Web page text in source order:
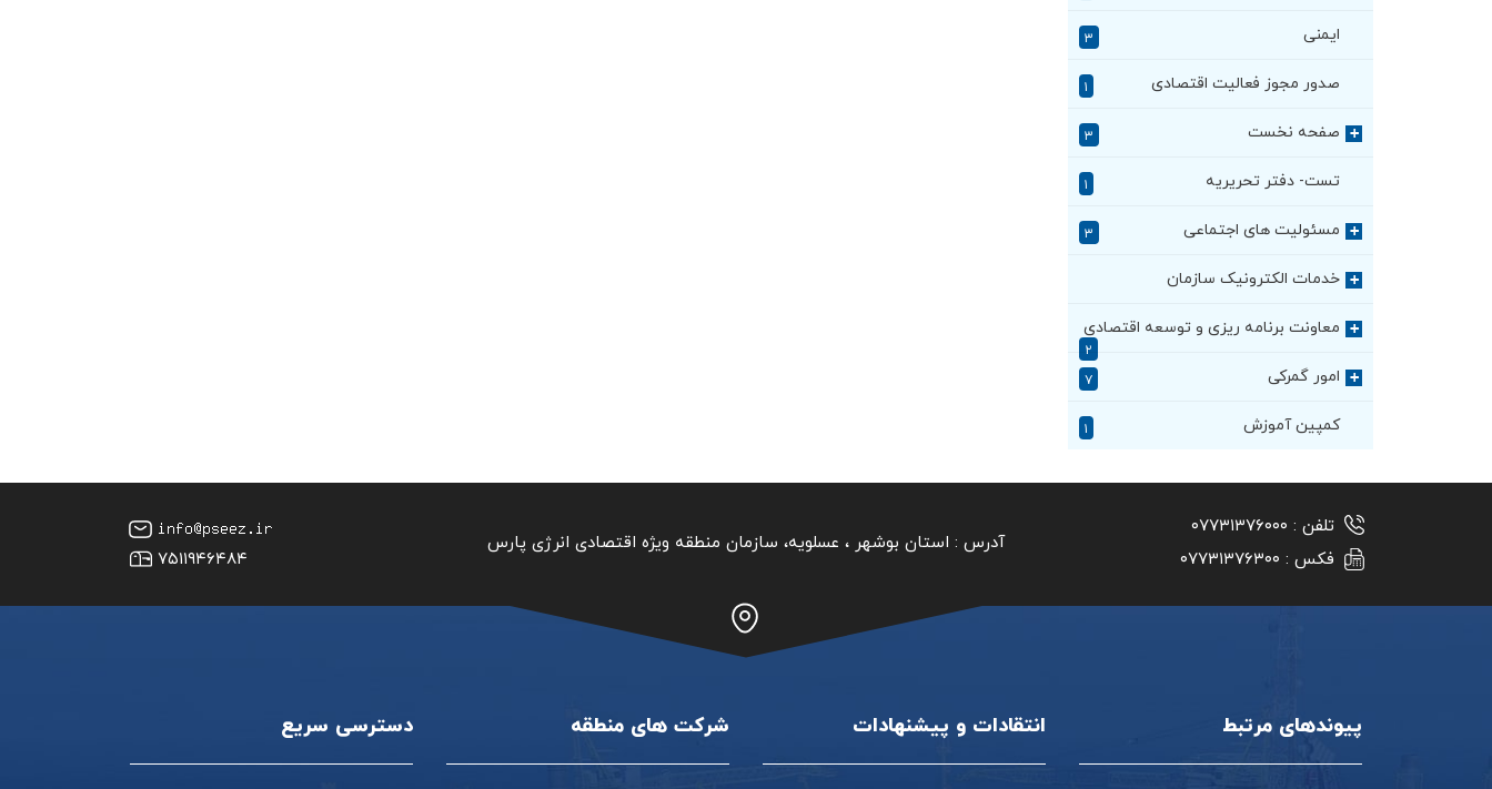
ایمنی ۳
صدور مجوز فعالیت اقتصادی ۱
+ صفحه نخست ۳
تست- دفتر تحریریه ۱
+ مسئولیت های اجتماعی ۳
+ خدمات الکترونیک سازمان
+ معاونت برنامه ریزی و توسعه اقتصادی
۲
+
امور گمرکی ۷
کمپین آموزش ۱
تلفن : ۰۷۷۳۱۳۷۶۰۰۰
فکس : ۰۷۷۳۱۳۷۶۳۰۰
آدرس : استان بوشهر ‏، عسلویه، سازمان منطقه ویژه اقتصادی انرژی پارس
۷۵۱۱۹۴۶۴۸۴
پیوندهای مرتبط انتقادات و پیشنهادات شرکت های منطقه دسترسی سریع